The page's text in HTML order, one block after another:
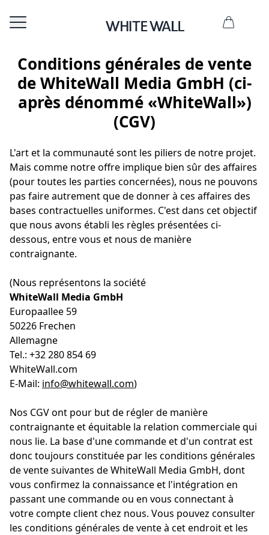
Conditions générales de vente
de WhiteWall Media GmbH (ci-
après dénommé «WhiteWall»)
(CGV)
L'art et la communauté sont les piliers de notre projet.
Mais comme notre offre implique bien sûr des affaires
(pour toutes les parties concernées), nous ne pouvons
pas faire autrement que de donner à ces affaires des
bases contractuelles uniformes. C'est dans cet objectif
que nous avons établi les règles présentées ci-
dessous, entre vous et nous de manière
contraignante.
(Nous représentons la société
WhiteWall Media GmbH
Europaallee 59
50226 Frechen
Allemagne
Tel.: +32 280 854 69
WhiteWall.com
E-Mail: info@whitewall.com)
Nos CGV ont pour but de régler de manière
contraignante et équitable la relation commerciale qui
nous lie. La base d'une commande et d'un contrat est
donc toujours constituée par les conditions générales
de vente suivantes de WhiteWall Media GmbH, dont
vous confirmez la connaissance et l'intégration en
passant une commande ou en vous connectant à
votre compte client chez nous. Vous pouvez consulter
les conditions générales de vente à cet endroit et les